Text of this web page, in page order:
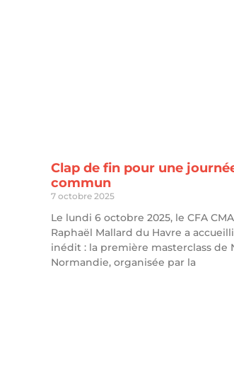
Clap de fin pour une
commun
7 octobre 2025
Le lundi 6 octobre 2025, le CFA
Raphaël Mallard du Havre a
inédit : la première masterclass de
Normandie, organisée par la